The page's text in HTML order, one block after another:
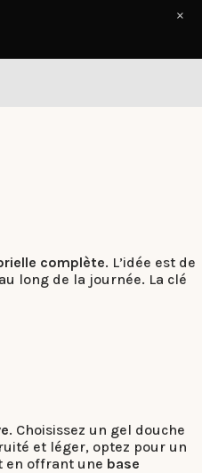
complète. L’idée est de
long de la journée. La clé
. Choisissez un gel douche
et léger, optez pour un
en offrant une base
×